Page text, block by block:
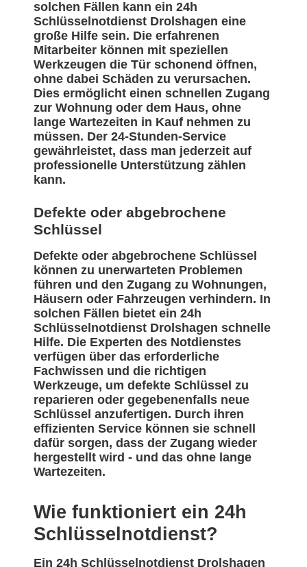
solchen Fällen kann ein 24h
Schlüsselnotdienst Drolshagen eine
große Hilfe sein. Die erfahrenen
Mitarbeiter können mit speziellen
Werkzeugen die Tür schonend öffnen,
ohne dabei Schäden zu verursachen.
Dies ermöglicht einen schnellen Zugang
zur Wohnung oder dem Haus, ohne
lange Wartezeiten in Kauf nehmen zu
müssen. Der 24-Stunden-Service
gewährleistet, dass man jederzeit auf
professionelle Unterstützung zählen
kann.
Defekte oder abgebrochene
Schlüssel
Defekte oder abgebrochene Schlüssel
können zu unerwarteten Problemen
führen und den Zugang zu Wohnungen,
Häusern oder Fahrzeugen verhindern. In
solchen Fällen bietet ein 24h
Schlüsselnotdienst Drolshagen schnelle
Hilfe. Die Experten des Notdienstes
verfügen über das erforderliche
Fachwissen und die richtigen
Werkzeuge, um defekte Schlüssel zu
reparieren oder gegebenenfalls neue
Schlüssel anzufertigen. Durch ihren
effizienten Service können sie schnell
dafür sorgen, dass der Zugang wieder
hergestellt wird - und das ohne lange
Wartezeiten.
Wie funktioniert ein 24h
Schlüsselnotdienst?
Ein 24h Schlüsselnotdienst Drolshagen